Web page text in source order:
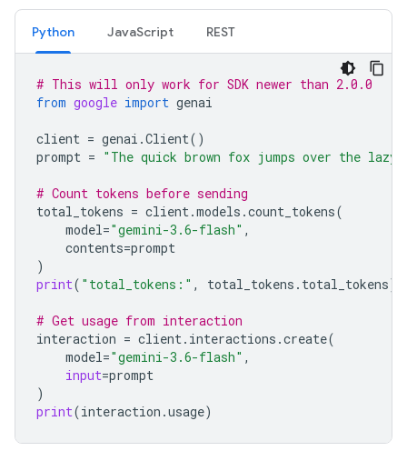
Python JavaScript REST
# This will only work for SDK newer than 2.0.0
from google import genai
client = genai .Client()
prompt = "The quick brown fox jumps over the lazy
# Count tokens before sending
total_tokens = client.models .count_tokens(
model="gemini-3.6-flash" ,
contents=prompt
)
print( "total_tokens:" , total_tokens . total_tokens)
# Get usage from interaction
interaction = client. interactions .create(
model="gemini-3.6-flash" ,
input=prompt
)
print(interaction .usage)